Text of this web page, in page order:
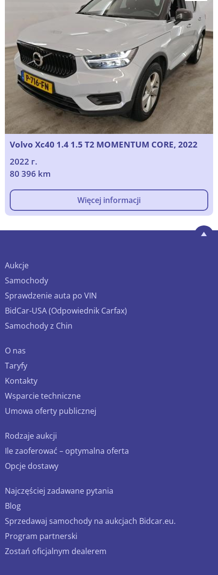
Volvo Xc40 1.4 1.5 T2 MOMENTUM CORE, 2022
2022 г.
80 396 km
Więcej informacji
Aukcje
Samochody
Sprawdzenie auta po VIN
BidCar-USA (Odpowiednik Carfax)
Samochody z Chin
O nas
Taryfy
Kontakty
Wsparcie techniczne
Umowa oferty publicznej
Rodzaje aukcji
Ile zaoferować – optymalna oferta
Opcje dostawy
Najczęściej zadawane pytania
Blog
Sprzedawaj samochody na aukcjach Bidcar.eu.
Program partnerski
Zostań oficjalnym dealerem